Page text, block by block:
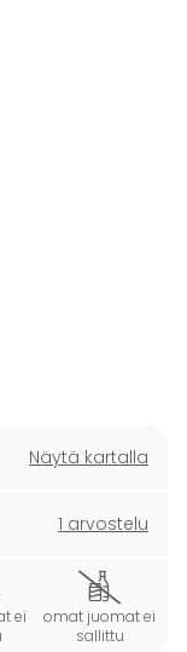
Näytä kartalla
1 arvostelu
ei
omat juomat ei
sallittu